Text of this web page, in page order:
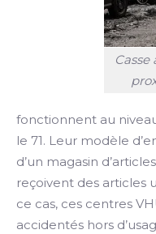
fonctionnent au
le 71. Leur modèle
d’un magasin
reçoivent des articles
ce cas, ces centres
accidentés hors